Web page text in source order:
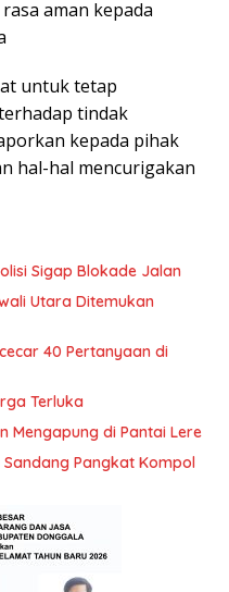
aman kepada
untuk tetap
tindak
kepada pihak
hal-hal mencurigakan
Sigap Blokade Jalan
Utara Ditemukan
40 Pertanyaan di
Terluka
Mengapung di Pantai Lere
Pangkat Kompol